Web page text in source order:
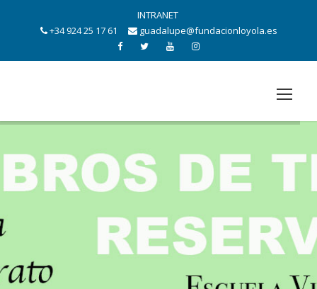
INTRANET
+34 924 25 17 61
guadalupe@fundacionloyola.es